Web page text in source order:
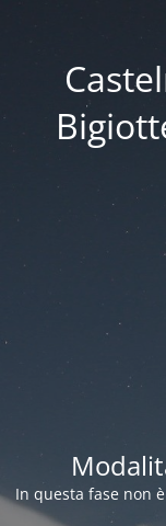
In questa fase non